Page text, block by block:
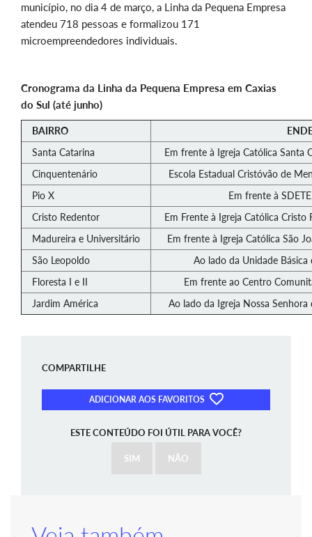
município, no dia 4 de março, a Linha da Pequena Empresa
atendeu 718 pessoas e formalizou 171
microempreendedores individuais.
Cronograma da Linha da Pequena Empresa em Caxias
do Sul (até junho)
BAIRRO
Santa Catarina
Em frente à Igreja Católica Santa
Cinquentenário
Escola Estadual Cristóvão de
Pio X
Em frente à
Cristo Redentor
Em Frente à Igreja Católica
Madureira e Universitário
Em frente à Igreja Católica São
São Leopoldo
Ao lado da Unidade Básica
Floresta I e II
Em frente ao Centro
Jardim América
Ao lado da Igreja Nossa
COMPARTILHE
ADICIONAR AOS FAVORITOS
ESTE CONTEÚDO FOI ÚTIL PARA VOCÊ?
SIM NÃO